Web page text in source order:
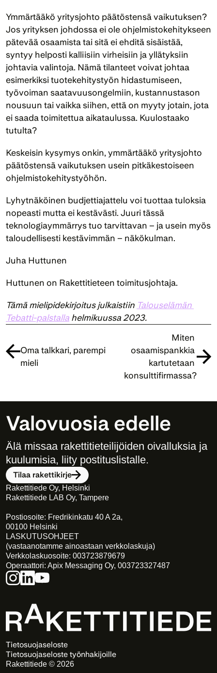
Ymmärtääkö yritysjohto päätöstensä vaikutuksen?
Jos yrityksen johdossa ei ole ohjelmistokehitykseen
pätevää osaamista tai sitä ei ehditä sisäistää,
syntyy helposti kalliisiin virheisiin ja yllätyksiin
johtavia valintoja. Nämä tilanteet voivat johtaa
esimerkiksi tuotekehitystyön hidastumiseen,
työvoiman saatavuusongelmiin, kustannustason
nousuun tai vaikka siihen, että on myyty jotain, jota
ei saada toimitettua aikataulussa. Kuulostaako
tutulta?
Keskeisin kysymys onkin, ymmärtääkö yritysjohto
päätöstensä vaikutuksen usein pitkäkestoiseen
ohjelmistokehitystyöhön.
Lyhytnäköinen budjettiajattelu voi tuottaa tuloksia
nopeasti mutta ei kestävästi. Juuri tässä
teknologiaymmärrys tuo tarvittavan – ja usein myös
taloudellisesti kestävimmän – näkökulman.
Juha Huttunen
Huttunen on Rakettitieteen toimitusjohtaja.
Tämä mielipidekirjoitus julkaistiin Talouselämän
Tebatti-palstalla helmikuussa 2023.
Oma talkkari, parempi
mieli
Miten
osaamispankkia
kartutetaan
konsulttifirmassa?
Valovuosia edelle
Älä missaa rakettitieteilijöiden oivalluksia ja
kuulumisia, liity postituslistalle.
Tilaa rakettikirje
Rakettitiede Oy, Helsinki
Rakettitiede LAB Oy, Tampere
Postiosoite: Fredrikinkatu 40 A 2a,
00100 Helsinki
LASKUTUSOHJEET
(vastaanotamme ainoastaan verkkolaskuja)
Verkkolaskuosoite: 003723879679
Operaattori: Apix Messaging Oy, 003723327487
Tietosuojaseloste
Tietosuojaseloste työnhakijoille
Rakettitiede © 2026